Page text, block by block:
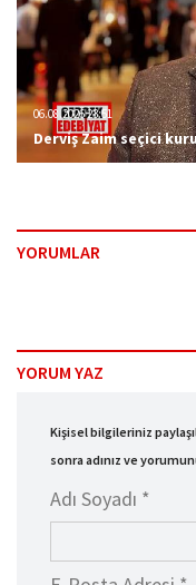
06.08.2026 23:51
Derviş Zaim seçici
YORUMLAR
YORUM YAZ
Kişisel bilgileriniz
sonra adınız ve
Adı Soyadı *